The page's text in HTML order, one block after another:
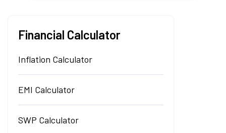
Financial Calculator
Inflation Calculator
EMI Calculator
SWP Calculator